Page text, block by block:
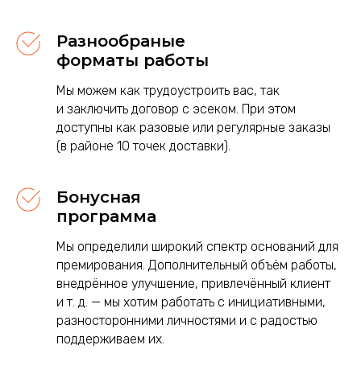
Разнообраные
форматы работы
Мы можем как трудоустроить вас, так
и заключить договор с эсеком. При этом
доступны как разовые или регулярные заказы
(в районе 10 точек доставки).
Бонусная
программа
Мы определили широкий спектр оснований для
премирования. Дополнительный объём работы,
внедрённое улучшение, привлечённый клиент
и т. д. — мы хотим работать с инициативными,
разносторонними личностями и с радостью
поддерживаем их.